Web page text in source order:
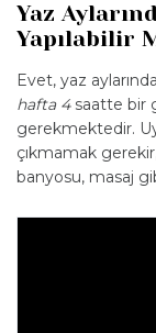
Yaz
Yapılabilir
Evet, yaz aylarında
hafta 4saatte bir
gerekmektedir.
çıkmamak
banyosu, masaj